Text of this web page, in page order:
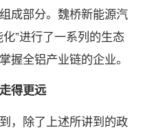
成部分。魏桥新能源汽
”进行了一系列的生态
握全铝产业链的企业。
得更远
，除了上述所讲到的政